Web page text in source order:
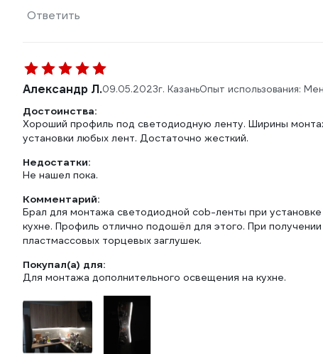
Ответить
Александр Л.09.05.2023г. КазаньОпыт использования:
Достоинства:
Хороший профиль под светодиодную ленту. Ширины
установки любых лент. Достаточно жесткий.
Недостатки:
Не нашел пока.
Комментарий:
Брал для монтажа светодиодной cob-ленты при
кухне. Профиль отлично подошёл для этого. При
пластмассовых торцевых заглушек.
Покупал(а) для:
Для монтажа дополнительного освещения на кухне.